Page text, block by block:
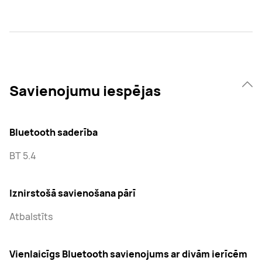
Savienojumu iespējas
Bluetooth saderība
BT 5.4
Iznirstošā savienošana pārī
Atbalstīts
Vienlaicīgs Bluetooth savienojums ar divām ierīcēm